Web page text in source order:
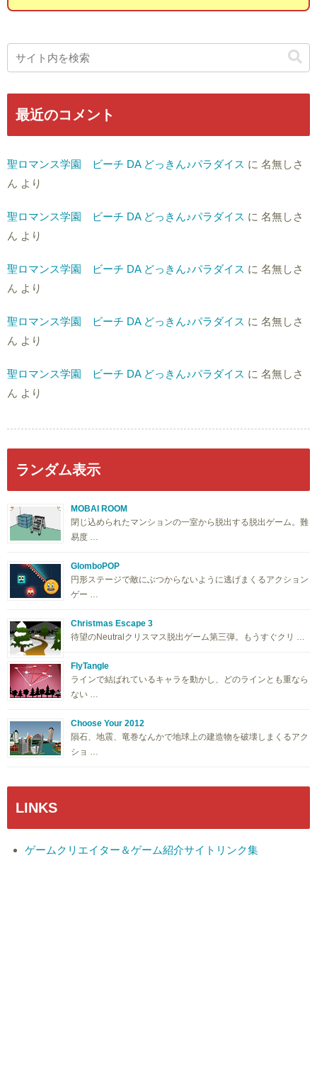
最近のコメント
聖ロマンス学園 ビーチ DA どっきん♪パラダイス に 名無しさ
ん より
聖ロマンス学園 ビーチ DA どっきん♪パラダイス に 名無しさ
ん より
聖ロマンス学園 ビーチ DA どっきん♪パラダイス に 名無しさ
ん より
聖ロマンス学園 ビーチ DA どっきん♪パラダイス に 名無しさ
ん より
聖ロマンス学園 ビーチ DA どっきん♪パラダイス に 名無しさ
ん より
ランダム表示
MOBAI ROOM
閉じ込められたマンションの一室から脱出する脱出ゲーム。難
易度 …
GlomboPOP
円形ステージで敵にぶつからないように逃げまくるアクション
ゲー …
Christmas Escape 3
待望のNeutralクリスマス脱出ゲーム第三弾。もうすぐクリ …
FlyTangle
ラインで結ばれているキャラを動かし、どのラインとも重なら
ない …
Choose Your 2012
隕石、地震、竜巻なんかで地球上の建造物を破壊しまくるアク
ショ …
LINKS
ゲームクリエイター＆ゲーム紹介サイトリンク集